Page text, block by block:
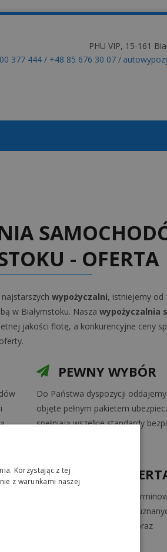
PHU VIP, 15-161
377 444 / +48 85 676 30 07 /
- OFERTA
wypożyczalni, istniejemy od
w Białymstoku. Naszawypożyczalnia
jakości flotę, a konkurencyjne ceny
PEWNY WYBÓR
Do Państwa dyspozycji
objęte pełnym pakietem
spełniają wszelkie standardy
SZEROKA
Oferujemy krótko i
samochodów osobowych
także siedmioosobowych oraz
Korzystając z tej
z warunkami naszej